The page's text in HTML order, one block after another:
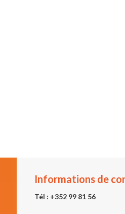
Informations de
Tél : +352 99 81 56